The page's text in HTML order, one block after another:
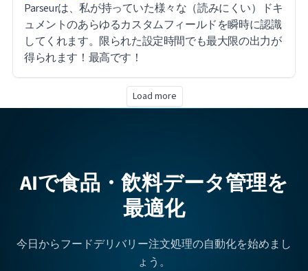
Parseurは、私が持っていた様々な（読みにくい）ドキ
ュメントのあらゆるカスタムフィールドを瞬時に認識
してくれます。限られた設定時間でも最大限の出力が
得られます！最高です！
Load more
AIで食品・飲料データ管理を
最適化
今日からフードデリバリー注文処理の自動化を始めまし
ょう。